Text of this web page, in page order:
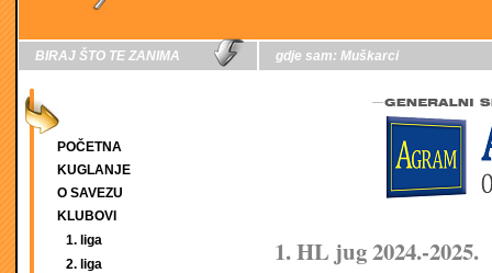
BIRAJ ŠTO TE ZANIMA
POČETNA
KUGLANJE
O SAVEZU
KLUBOVI
1. liga
2. liga
gdje sam: Muškarci
1. HL jug 2024.-2025.